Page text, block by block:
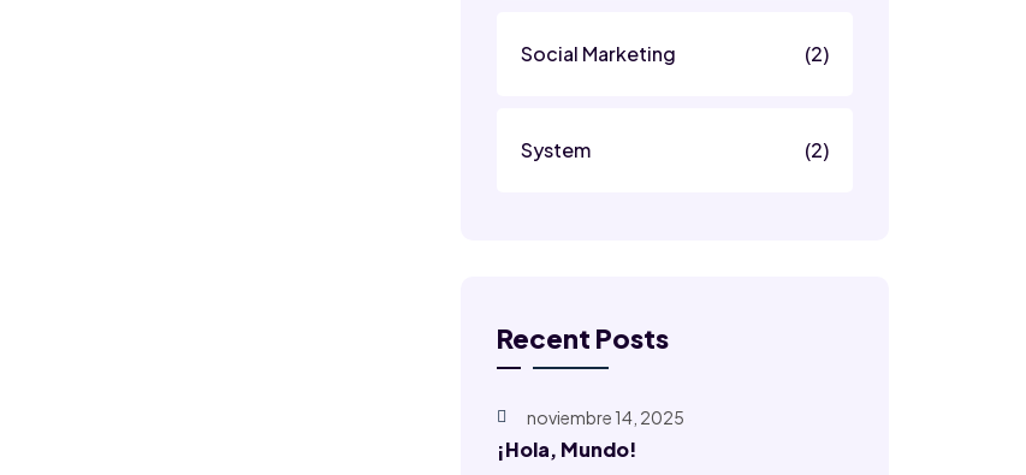
Social Marketing (2)
System (2)
Recent Posts
noviembre 14, 2025
¡Hola, Mundo!